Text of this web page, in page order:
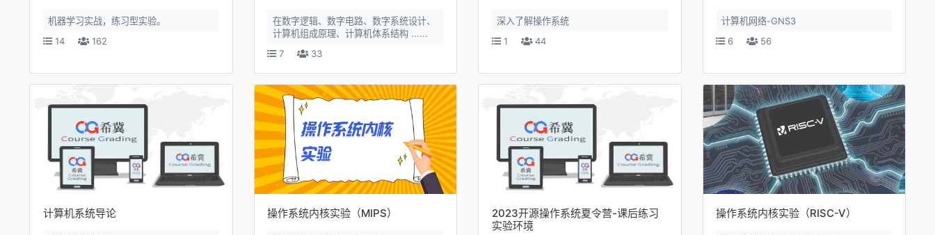
机器学习实战，练习型实验。
14
162
在数字逻辑、数字电路、数字系统设计、
计算机组成原理、计算机体系结构 ......
7
33
深入了解操作系统
1
44
计算机网络-GNS3
6
56
计算机系统导论 操作系统内核实验（MIPS）
2023开源操作系统夏令营-课后练习
实验环境
操作系统内核实验（RISC-V）